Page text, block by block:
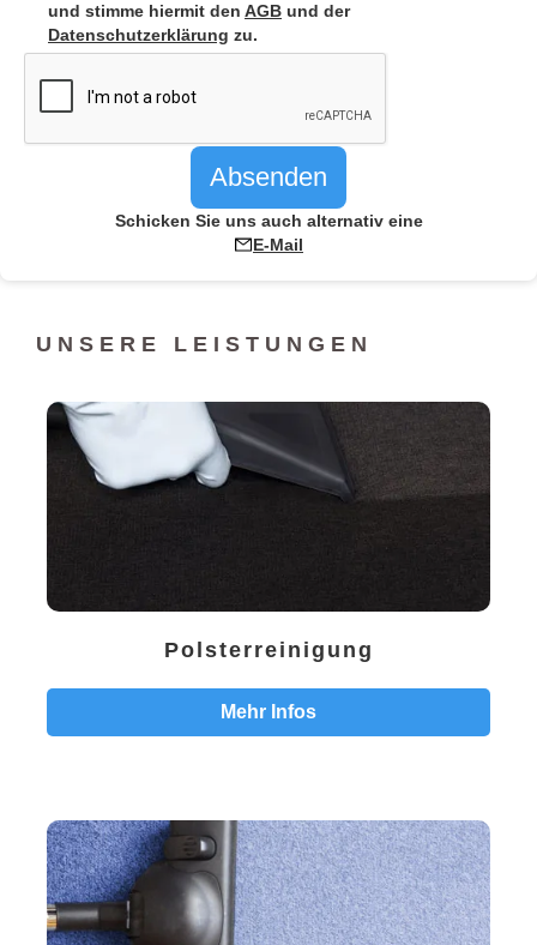
und stimme hiermit den AGB und der
Datenschutzerklärung zu.
Schicken Sie uns auch alternativ eine
E-Mail
UNSERE LEISTUNGEN
Polsterreinigung
Mehr Infos